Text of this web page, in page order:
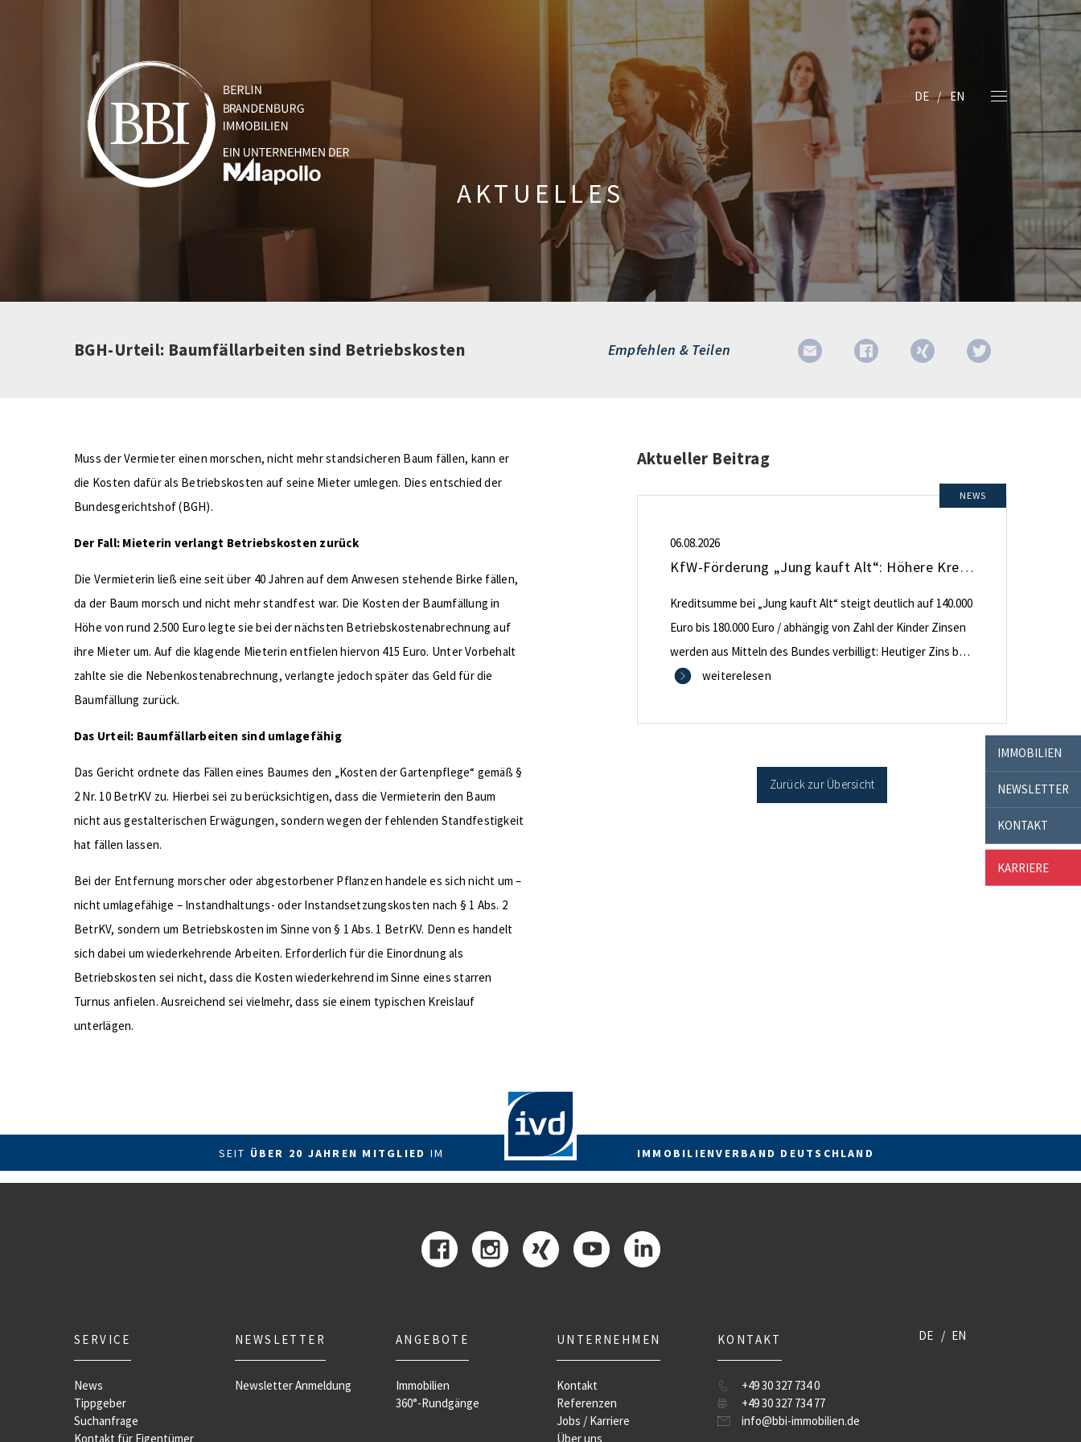
IMMOBILIEN
NEWSLETTER
KONTAKT
KARRIERE
DE EN
AKTUELLES
BGH-Urteil: Baumfällarbeiten sind Betriebskosten Empfehlen & Teilen
Muss der Vermieter einen morschen, nicht mehr standsicheren Baum fällen, kann er
die Kosten dafür als Betriebskosten auf seine Mieter umlegen. Dies entschied der
Bundesgerichtshof (BGH).
Der Fall: Mieterin verlangt Betriebskosten zurück
Die Vermieterin ließ eine seit über 40 Jahren auf dem Anwesen stehende Birke fällen,
da der Baum morsch und nicht mehr standfest war. Die Kosten der Baumfällung in
Höhe von rund 2.500 Euro legte sie bei der nächsten Betriebskostenabrechnung auf
ihre Mieter um. Auf die klagende Mieterin entfielen hiervon 415 Euro. Unter Vorbehalt
zahlte sie die Nebenkostenabrechnung, verlangte jedoch später das Geld für die
Baumfällung zurück.
Das Urteil: Baumfällarbeiten sind umlagefähig
Das Gericht ordnete das Fällen eines Baumes den „Kosten der Gartenpflege“ gemäß §
2 Nr. 10 BetrKV zu. Hierbei sei zu berücksichtigen, dass die Vermieterin den Baum
nicht aus gestalterischen Erwägungen, sondern wegen der fehlenden Standfestigkeit
hat fällen lassen.
Bei der Entfernung morscher oder abgestorbener Pflanzen handele es sich nicht um –
nicht umlagefähige – Instandhaltungs- oder Instandsetzungskosten nach § 1 Abs. 2
BetrKV, sondern um Betriebskosten im Sinne von § 1 Abs. 1 BetrKV. Denn es handelt
sich dabei um wiederkehrende Arbeiten. Erforderlich für die Einordnung als
Betriebskosten sei nicht, dass die Kosten wiederkehrend im Sinne eines starren
Turnus anfielen. Ausreichend sei vielmehr, dass sie einem typischen Kreislauf
unterlägen.
Aktueller Beitrag
NEWS
06.08.2026
KfW-Förderung „Jung kauft Alt“: Höhere Kredite ab August 2026
Kreditsumme bei „Jung kauft Alt“ steigt deutlich auf 140.000
Euro bis 180.000 Euro / abhängig von Zahl der Kinder Zinsen
werden aus Mitteln des Bundes verbilligt: Heutiger Zins bei
0,53 Prozent effektiv bei 35 Jahren Laufzeit und 10 Jahren
energetischer Sanierung binnen 54 Monaten nach
weiterelesen
Zurück zur Übersicht
SEIT ÜBER 20 JAHREN MITGLIED IM IMMOBILIENVERBAND DEUTSCHLAND
SERVICE
News
Tippgeber
Suchanfrage
Kontakt für Eigentümer
NEWSLETTER
Newsletter Anmeldung
ANGEBOTE
Immobilien
360°-Rundgänge
UNTERNEHMEN
Kontakt
Referenzen
Jobs / Karriere
Über uns
KONTAKT
+49 30 327 734 0
+49 30 327 734 77
info@bbi-immobilien.de
DE EN